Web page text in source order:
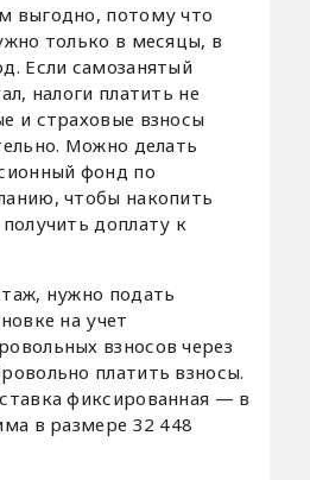
выгодно, потому что
только в месяцы, в
Если самозанятый
налоги платить не
и страховые взносы
Можно делать
фонд по
чтобы накопить
доплату к
нужно подать
на учет
взносов через
платить взносы.
фиксированная — в
в размере 32 448